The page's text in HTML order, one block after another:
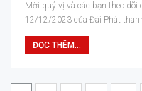
Mời quý vị và các bạn theo
12/12/2023 của Đài Phát
ĐỌC THÊM...